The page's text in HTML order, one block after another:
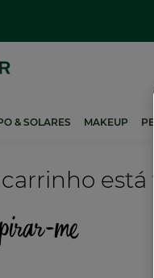
& SOLARES MAKEUP
carrinho está
me